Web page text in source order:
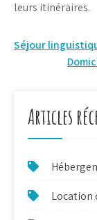
leurs itinéraires.
Navigation
l’article
Séjour
Articles
Location